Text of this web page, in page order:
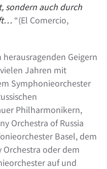
sondern auch durch
“(El Comercio,
Geigern
Jahren mit
Symphonieorchester
Philharmonikern,
Orchestra of Russia
Basel, dem
oder dem
auf und